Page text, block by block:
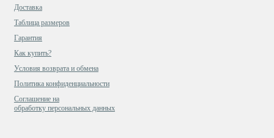
Доставка
Таблица размеров
Гарантия
Как купить?
Условия возврата и обмена
Политика конфиденциальности
Cоглашение на
обработку персональных данных